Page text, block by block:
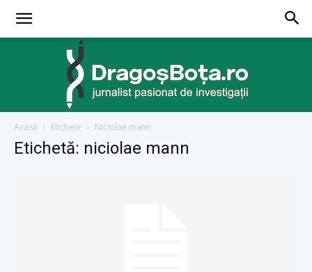
dragosbota.ro
Acasă Etichete Niciolae mann
Etichetă: niciolae mann